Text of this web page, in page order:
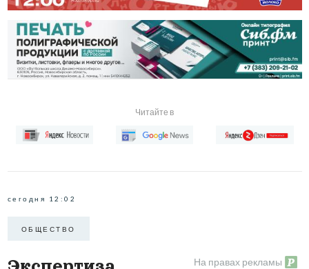
Читайте в
сегодня 12:02
ОБЩЕСТВО
На правах рекламы